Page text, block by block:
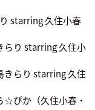
starring 久住小春
らり starring 久住小
きらり starring 久住
☆ぴか（久住小春・